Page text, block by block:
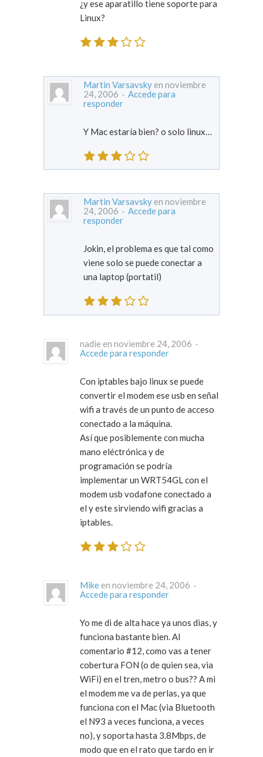
¿y ese aparatillo tiene soporte para
Linux?
Martin Varsavsky en noviembre
24, 2006 · Accede para
responder
Y Mac estaría bien? o solo linux…
Martin Varsavsky en noviembre
24, 2006 · Accede para
responder
Jokin, el problema es que tal como
viene solo se puede conectar a
una laptop (portatil)
nadie en noviembre 24, 2006 ·
Accede para responder
Con iptables bajo linux se puede
convertir el modem ese usb en señal
wifi a través de un punto de acceso
conectado a la máquina.
Así que posiblemente con mucha
mano eléctrónica y de
programación se podría
implementar un WRT54GL con el
modem usb vodafone conectado a
el y este sirviendo wifi gracias a
iptables.
Mike
en noviembre 24, 2006 ·
Accede para responder
Yo me di de alta hace ya unos dias, y
funciona bastante bien. Al
comentario #12, como vas a tener
cobertura FON (o de quien sea, via
WiFi) en el tren, metro o bus?? A mi
el modem me va de perlas, ya que
funciona con el Mac (via Bluetooth
el N93 a veces funciona, a veces
no), y soporta hasta 3.8Mbps, de
modo que en el rato que tardo en ir